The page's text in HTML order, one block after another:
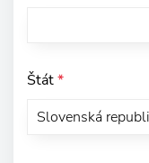
Štát*